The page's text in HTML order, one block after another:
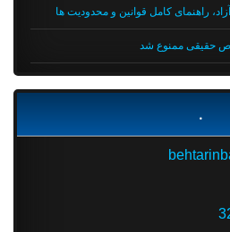
راهنمای کامل قوانین و محدودیت ها
ممنوع شد